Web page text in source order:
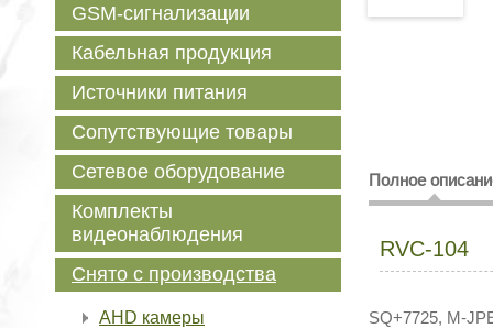
Полное
RVC-104
SQ+7725, M-
GSM-сигнализации
Кабельная продукция
Источники питания
Сопутствующие товары
Сетевое оборудование
Комплекты
видеонаблюдения
Снято с производства
AHD камеры